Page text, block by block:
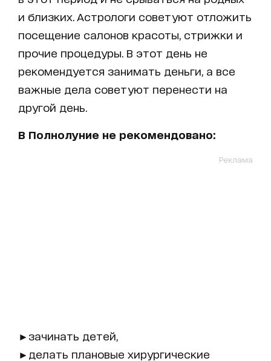
и близких. Астрологи советуют отложить
посещение салонов красоты, стрижки и
прочие процедуры. В этот день не
рекомендуется занимать деньги, а все
важные дела советуют перенести на
другой день.
В Полнолуние не рекомендовано:
Реклама
►зачинать детей,
►делать плановые хирургические